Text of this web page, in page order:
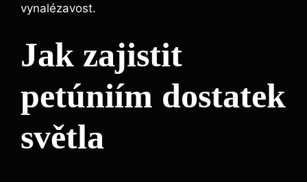
vynalézavost.
Jak zajistit
petúniím dostatek
světla